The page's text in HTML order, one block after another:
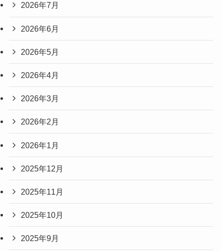
2026年7月
2026年6月
2026年5月
2026年4月
2026年3月
2026年2月
2026年1月
2025年12月
2025年11月
2025年10月
2025年9月